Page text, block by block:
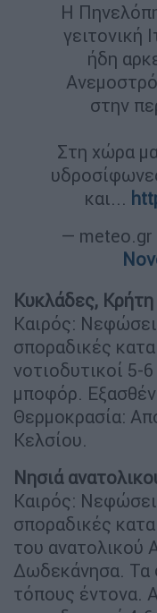
Η
γειτονική
ήδη
στην
Στη χώρα
και...
— meteo.gr
Κυκλάδες, Κρήτη
Καιρός:
σποραδικές
νοτιοδυτικοί 5-
μποφόρ.
Θερμοκρασία:
Κελσίου.
Νησιά
Καιρός:
σποραδικές
του ανατολικού
Δωδεκάνησα. Τα
τόπους έντονα.